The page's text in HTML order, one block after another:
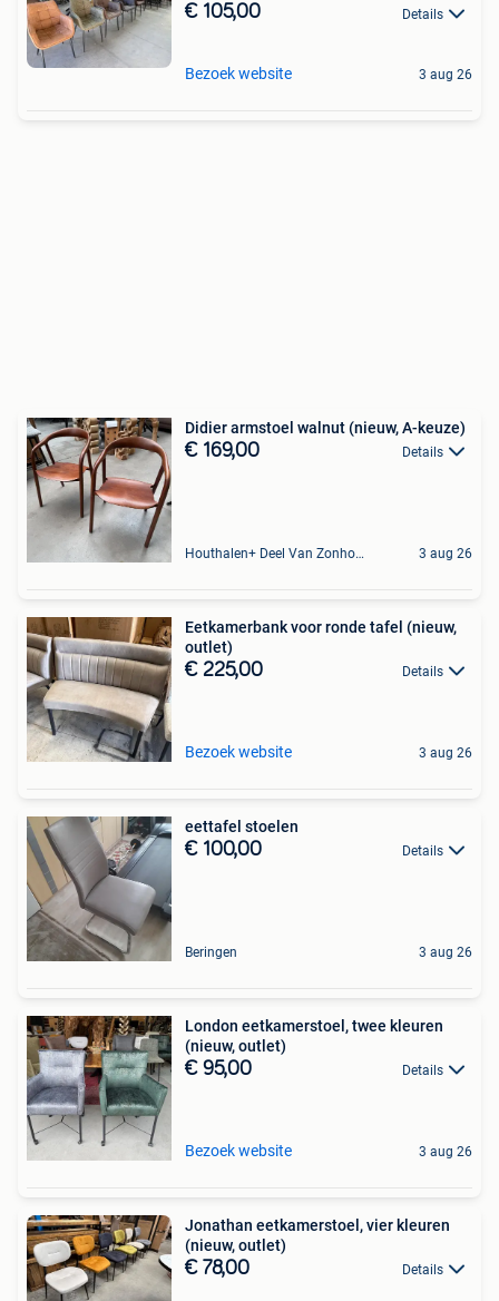
€ 105,00 Details
Bezoek website 3 aug 26
Didier armstoel walnut (nieuw, A-keuze)
€ 169,00 Details
Houthalen+ Deel Van Zonhoven En Zolder 3 aug 26
Eetkamerbank voor ronde tafel (nieuw,
outlet)
€ 225,00 Details
Bezoek website 3 aug 26
eettafel stoelen
€ 100,00 Details
Beringen 3 aug 26
London eetkamerstoel, twee kleuren
(nieuw, outlet)
€ 95,00 Details
Bezoek website 3 aug 26
Jonathan eetkamerstoel, vier kleuren
(nieuw, outlet)
€ 78,00 Details